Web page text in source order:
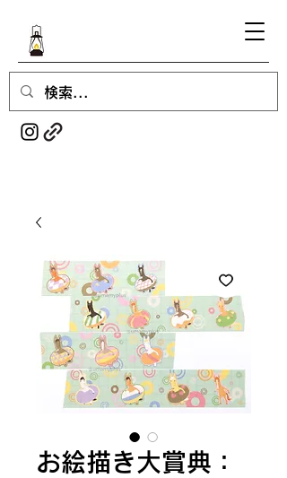
お絵描き大賞典：